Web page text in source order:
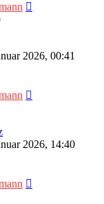
2026, 00:41
2026, 14:40